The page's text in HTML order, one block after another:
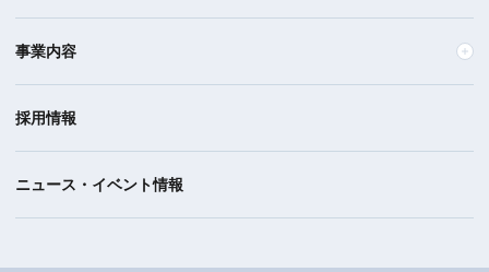
事業内容
採用情報
ニュース・イベント情報